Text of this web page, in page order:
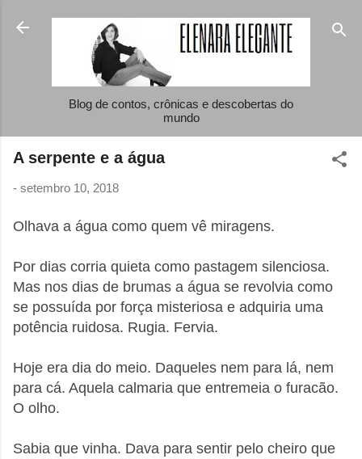
Pular para o conteúdo principal
Blog de contos, crônicas e descobertas do
mundo
A serpente e a água
- setembro 10, 2018
Olhava a água como quem vê miragens.
Por dias corria quieta como pastagem silenciosa.
Mas nos dias de brumas a água se revolvia como
se possuída por força misteriosa e adquiria uma
potência ruidosa. Rugia. Fervia.
Hoje era dia do meio. Daqueles nem para lá, nem
para cá. Aquela calmaria que entremeia o furacão.
O olho.
Sabia que vinha. Dava para sentir pelo cheiro que